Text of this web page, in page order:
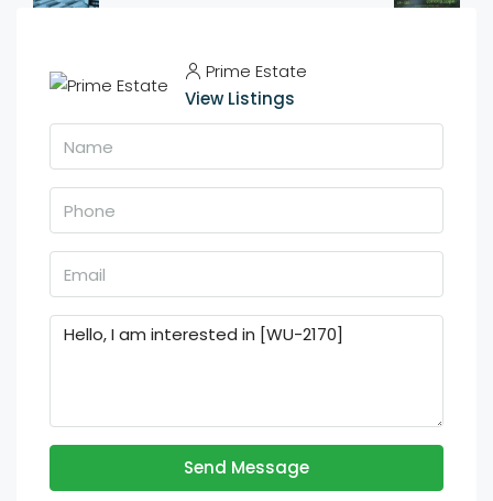
Prime Estate
View Listings
Send Message